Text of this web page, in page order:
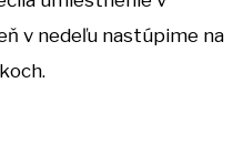
v nedeľu nastúpime na